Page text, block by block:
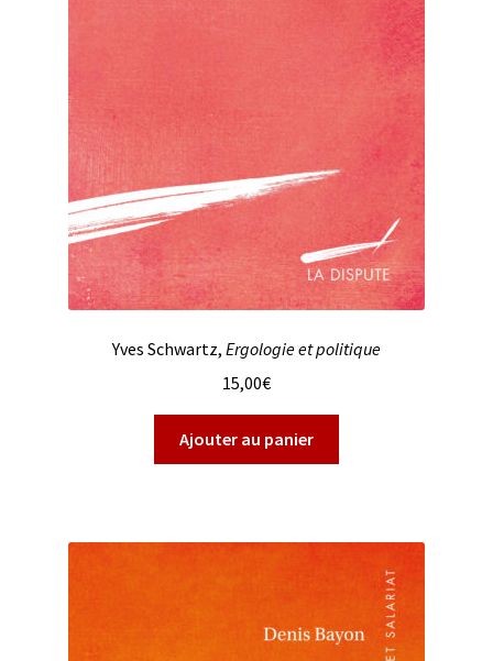
Yves Schwartz, Ergologie et politique
15,00€
Ajouter au panier